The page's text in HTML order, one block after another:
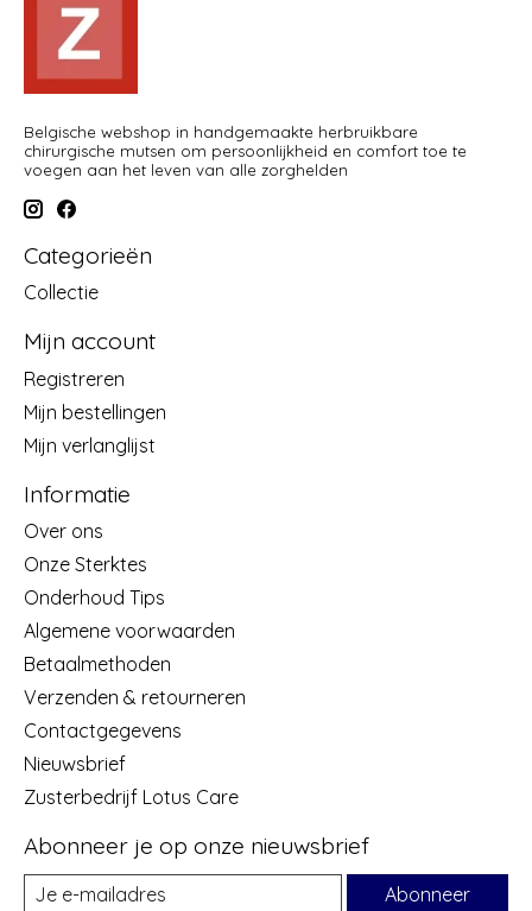
Belgische webshop in handgemaakte herbruikbare
chirurgische mutsen om persoonlijkheid en comfort toe te
voegen aan het leven van alle zorghelden
Categorieën
Collectie
Mijn account
Registreren
Mijn bestellingen
Mijn verlanglijst
Informatie
Over ons
Onze Sterktes
Onderhoud Tips
Algemene voorwaarden
Betaalmethoden
Verzenden & retourneren
Contactgegevens
Nieuwsbrief
Zusterbedrijf Lotus Care
Abonneer je op onze nieuwsbrief
Abonneer